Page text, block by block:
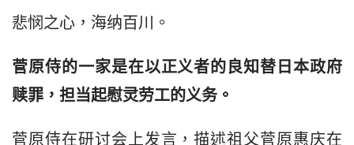
悲悯之心，海纳百川。
菅原侍的一家是在以正义者的良知替日本政府
赎罪，担当起慰灵劳工的义务。
菅原侍在研讨会上发言，描述祖父菅原惠庆在